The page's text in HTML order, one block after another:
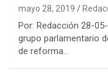
mayo 28, 2019
Por: Redacción 28-
grupo parlamentario
de reforma…